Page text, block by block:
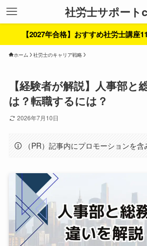
社労士サポート
【2027年合格】おすすめ社労士講座
ホーム 社労士のキャリア戦略
【経験者が解説】人事部と
は？転職するには？
2026年7月10日
（PR）記事内にプロモーションを含